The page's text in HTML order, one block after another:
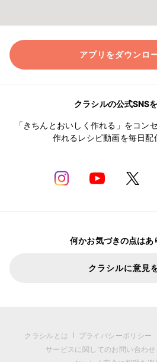
アプリをダウンロ
クラシルの公式SNS
「きちんとおいしく作れる」をコン
作れるレシピ動画を毎日配
何かお気づきの点はあ
クラシルに意見
クラシルとは プライバシーポリシー
サービスに関してのお問い合わせ